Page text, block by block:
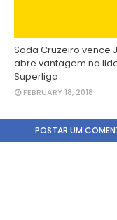
Sada Cruzeiro vence
abre vantagem na
Superliga
FEBRUARY 18, 2018
POSTAR UM